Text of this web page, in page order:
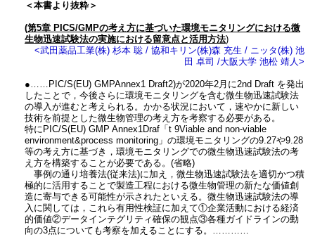
＜本書より抜粋＞
(第5章 PICS/GMPの考え方に基づいた環境モニタリングにおける微
生物迅速試験法の実施における留意点と活用方法)
<武田薬品工業(株) 杉本 聡 / 協和キリン(株)森 充生 / ニッタ(株) 池
田 卓司 /大阪大学 池松 靖人>
●……PIC/S(EU) GMPAnnex1 Draft2)が2020年2月に2nd Draft を発出
したことで，今後さらに環境モニタリングを含む微生物迅速試験法
の導入が進むと考えられる。かかる状況において，速やかに新しい
技術を前提とした微生物管理の考え方を考察する必要がある。
特にPIC/S(EU) GMP Annex1Draf「t 9Viable and non-viable
environment&process monitoring」の環境モニタリングの9.27や9.28
等の考え方に基づき，環境モニタリングでの微生物迅速試験法の考
え方を構築することが必要である。(省略)
事例の通り培養法(従来法)に加え，微生物迅速試験法を適切かつ積
極的に活用することで製造工程における微生物管理の新たな価値創
造に寄与できる可能性が示されたといえる。微生物迅速試験法の導
入に関しては，これら有用性検証に加えて①企業活動における経済
的価値②データインテグリティ確保の観点③各種ガイドラインの動
向の3点についても考察を加えることにする。…………